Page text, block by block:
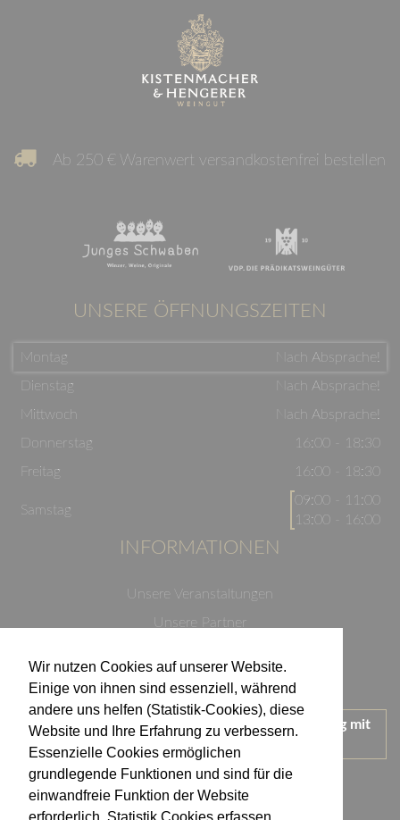
Wir nutzen Cookies auf unserer Website.
Einige von ihnen sind essenziell, während
andere uns helfen (Statistik-Cookies), diese
Website und Ihre Erfahrung zu verbessern.
Essenzielle Cookies ermöglichen
grundlegende Funktionen und sind für die
einwandfreie Funktion der Website
Ab 250 € Warenwert versandkostenfrei bestellen
UNSERE ÖFFNUNGSZEITEN
Montag
Nach Absprache!
Dienstag
Nach Absprache!
Mittwoch
Nach Absprache!
Donnerstag
16:00 - 18:30
Freitag
16:00 - 18:30
Samstag
09:00 - 11:00
13:00 - 16:00
INFORMATIONEN
Unsere Veranstaltungen
Unsere Partner
Impressum
Wir treten für einen verantwortungsvollen Umgang mit
Alkohol ein.
KONTAKT